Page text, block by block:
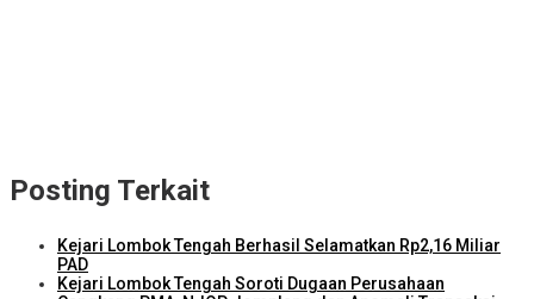
Posting Terkait
Kejari Lombok Tengah Berhasil Selamatkan Rp2,16 Miliar
PAD
Kejari Lombok Tengah Soroti Dugaan Perusahaan